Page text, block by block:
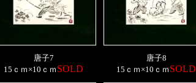
唐子7
15ｃｍ×10ｃｍ SOLD
唐子8
15ｃｍ×10ｃｍ SOLD